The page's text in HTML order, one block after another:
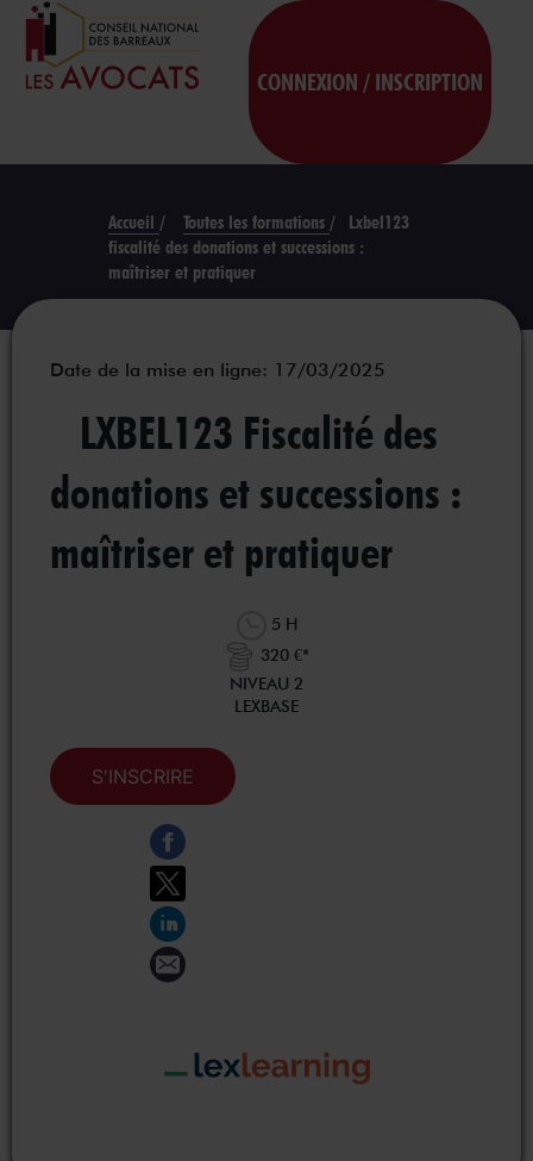
CONNEXION / INSCRIPTION
Accueil / Toutes les formations /
Lxbel123
fiscalité des donations et successions :
maîtriser et pratiquer
Date de la mise en ligne: 17/03/2025
LXBEL123 Fiscalité des
donations et successions :
maîtriser et pratiquer
5 H
320 €*
NIVEAU 2
LEXBASE
S'INSCRIRE